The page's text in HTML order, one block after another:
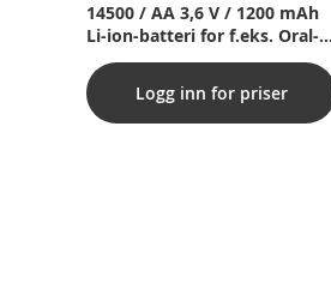
14500 / AA 3,6 V / 1200 mAh
Li-ion-batteri for f.eks. Oral-B
iO-serien
Logg inn for priser